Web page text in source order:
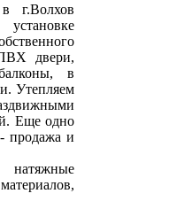
г.Волхов
двери,
в
Утепляем
Еще одно
продажа и
натяжные